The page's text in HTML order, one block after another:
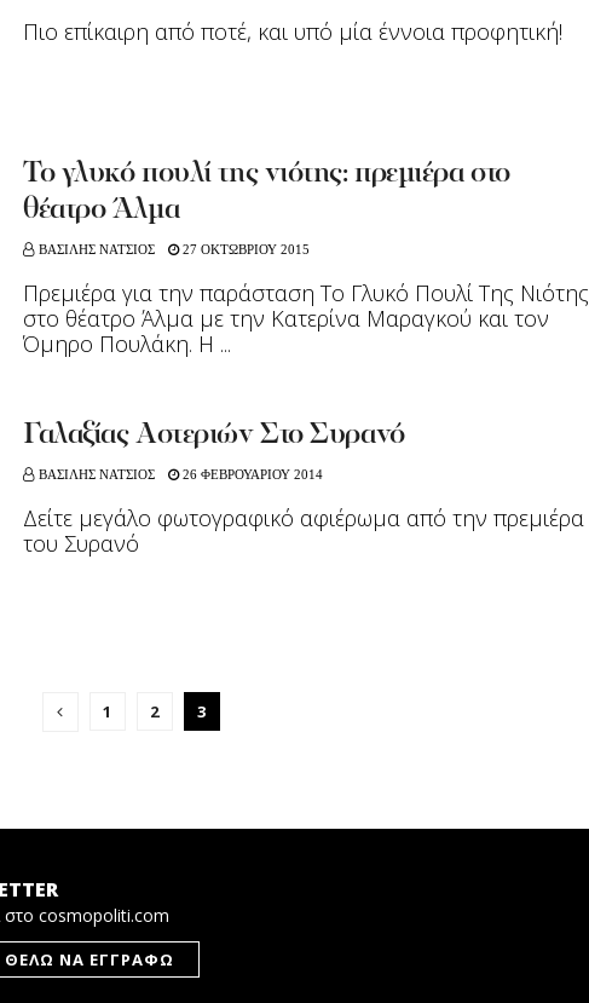
Πιο επίκαιρη από ποτέ, και υπό μία έννοια προφητική!
Το γλυκό πουλί της νιότης: πρεμιέρα στο
θέατρο Άλμα
ΒΑΣΙΛΗΣ ΝΑΤΣΙΟΣ 27 ΟΚΤΩΒΡΙΟΥ 2015
Πρεμιέρα για την παράσταση Το Γλυκό Πουλί Της Νιότης
στο θέατρο Άλμα με την Κατερίνα Μαραγκού και τον
Όμηρο Πουλάκη. Η ...
Γαλαξίας Αστεριών Στο Συρανό
ΒΑΣΙΛΗΣ ΝΑΤΣΙΟΣ 26 ΦΕΒΡΟΥΑΡΙΟΥ 2014
Δείτε μεγάλο φωτογραφικό αφιέρωμα από την πρεμιέρα
του Συρανό
1 2 3
στο cosmopoliti.com